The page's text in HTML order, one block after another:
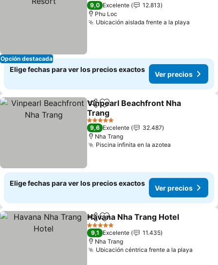
Opción destacada
9,0 Excelente
12.813
Phu Loc
Ubicación aislada frente a la playa
Elige fechas para ver los precios exactos
Ver precios
CompartirAgregar a favoritos
Vinpearl Beachfront Nha
Trang
Ver precios
5 Estrellas
9,6 Excelente
32.487
Nha Trang
Piscina infinita en la azotea
Elige fechas para ver los precios exactos
Ver precios
CompartirAgregar a favoritos
Havana Nha Trang Hotel
5 Estrellas
9,1 Excelente
11.435
Nha Trang
Ubicación céntrica frente a la playa